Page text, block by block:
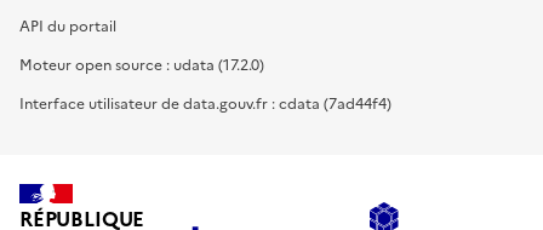
API du portail
Moteur open source : udata (17.2.0)
Interface utilisateur de data.gouv.fr : cdata (7ad44f4)
RÉPUBLIQUE